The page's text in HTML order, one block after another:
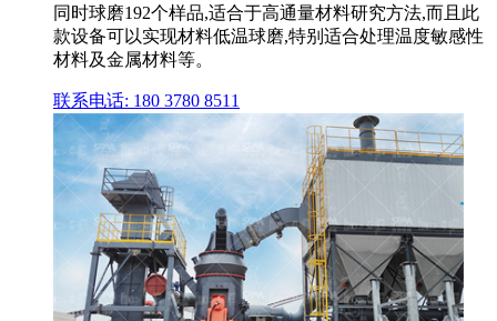
同时球磨192个样品,适合于高通量材料研究方法,而且此
款设备可以实现材料低温球磨,特别适合处理温度敏感性
材料及金属材料等。
联系电话: 180 3780 8511